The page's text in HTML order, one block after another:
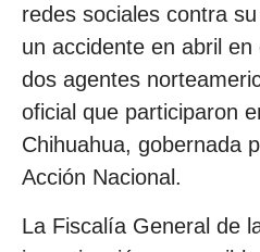
redes sociales contra
un accidente en abril en
dos agentes
oficial que participaron
Chihuahua, gobernada
Acción Nacional.
La Fiscalía General de